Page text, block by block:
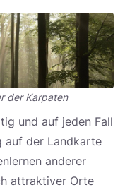
der Karpaten
und auf jeden Fall
auf der Landkarte
anderer
attraktiver Orte